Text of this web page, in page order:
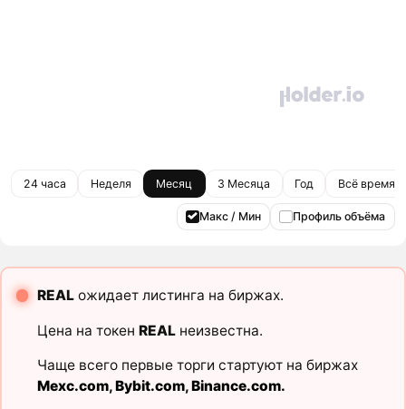
24 часа Неделя Месяц 3 Месяца Год Всё время
Макс / Мин Профиль объёма
REALожидает листинга на биржах.
Цена на токен REALнеизвестна.
Чаще всего первые торги стартуют на биржах
Mexc.com,Bybit.com,Binance.com.